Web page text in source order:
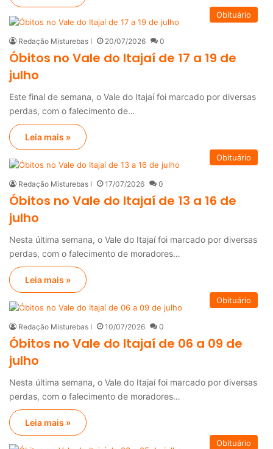
Obituário
Redação Misturebas I 20/07/2026 0
Óbitos no Vale do Itajaí de 17 a 19 de
julho
Este final de semana, o Vale do Itajaí foi marcado por diversas
perdas, com o falecimento de…
Leia mais »
Obituário
Redação Misturebas I 17/07/2026 0
Óbitos no Vale do Itajaí de 13 a 16 de
julho
Nesta última semana, o Vale do Itajaí foi marcado por diversas
perdas, com o falecimento de moradores…
Leia mais »
Obituário
Redação Misturebas I 10/07/2026 0
Óbitos no Vale do Itajaí de 06 a 09 de
julho
Nesta última semana, o Vale do Itajaí foi marcado por diversas
perdas, com o falecimento de moradores…
Leia mais »
Obituário